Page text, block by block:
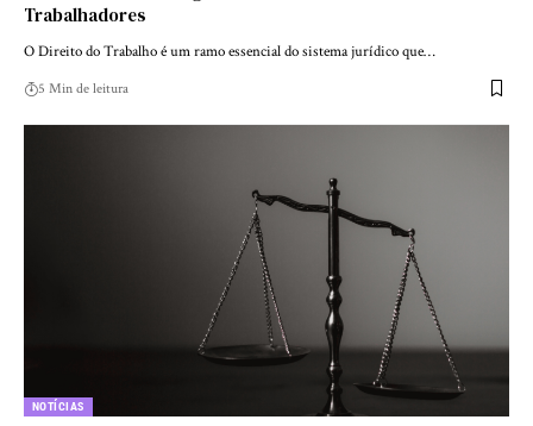
Trabalhadores
O Direito do Trabalho é um ramo essencial do sistema jurídico que…
5 Min de leitura
NOTÍCIAS